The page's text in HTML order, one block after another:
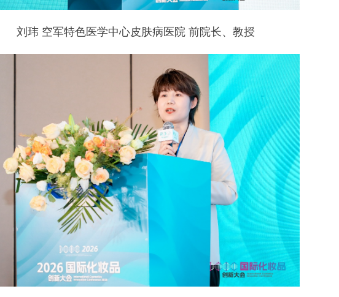
刘玮 空军特色医学中心皮肤病医院 前院长、教授